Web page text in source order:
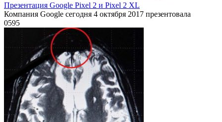
Презентация Google Pixel 2 и Pixel 2 XL
Компания Google сегодня 4 октября 2017 презентовала
0595